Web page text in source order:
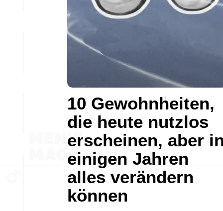
10 Gewohnheiten,
die heute nutzlos
erscheinen, aber
einigen Jahren
alles verändern
können